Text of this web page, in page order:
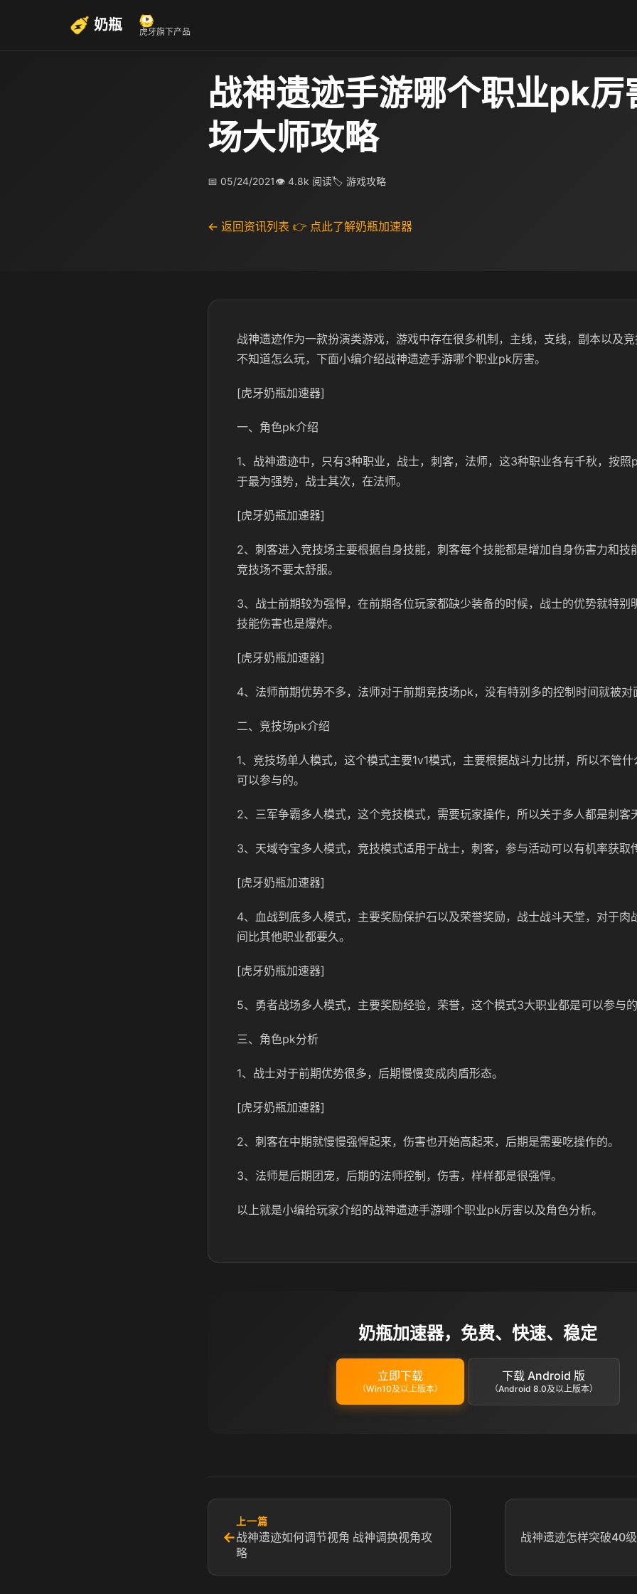
奶瓶 虎牙旗下产品
战神遗迹手游哪个职业pk厉
场大师攻略
📅 05/24/2021👁 4.8k 阅读🏷 游戏攻略
← 返回资讯列表 👉 点此了解奶瓶加速器
战神遗迹作为一款扮演类游戏，游戏中存在很多机制，主线，支线，副本以及
不知道怎么玩，下面小编介绍战神遗迹手游哪个职业pk厉害。
[虎牙奶瓶加速器]
一、角色pk介绍
1、战神遗迹中，只有3种职业，战士，刺客，法师，这3种职业各有千秋，按照
于最为强势，战士其次，在法师。
[虎牙奶瓶加速器]
2、刺客进入竞技场主要根据自身技能，刺客每个技能都是增加自身伤害力和技
竞技场不要太舒服。
3、战士前期较为强悍，在前期各位玩家都缺少装备的时候，战士的优势就特别
技能伤害也是爆炸。
[虎牙奶瓶加速器]
4、法师前期优势不多，法师对于前期竞技场pk，没有特别多的控制时间就被对
二、竞技场pk介绍
1、竞技场单人模式，这个模式主要1v1模式，主要根据战斗力比拼，所以不管
可以参与的。
2、三军争霸多人模式，这个竞技模式，需要玩家操作，所以关于多人都是刺客
3、天域夺宝多人模式，竞技模式适用于战士，刺客，参与活动可以有机率获取
[虎牙奶瓶加速器]
4、血战到底多人模式，主要奖励保护石以及荣誉奖励，战士战斗天堂，对于肉
间比其他职业都要久。
[虎牙奶瓶加速器]
5、勇者战场多人模式，主要奖励经验，荣誉，这个模式3大职业都是可以参与
三、角色pk分析
1、战士对于前期优势很多，后期慢慢变成肉盾形态。
[虎牙奶瓶加速器]
2、刺客在中期就慢慢强悍起来，伤害也开始高起来，后期是需要吃操作的。
3、法师是后期团宠，后期的法师控制，伤害，样样都是很强悍。
以上就是小编给玩家介绍的战神遗迹手游哪个职业pk厉害以及角色分析。
奶瓶加速器，免费、快速、稳定
立即下载
（Win10及以上版本）
下载 Android 版
（Android 8.0及以上版本）
←
上一篇
战神遗迹如何调节视角 战神调换视角攻
略
战神遗迹怎样突破40